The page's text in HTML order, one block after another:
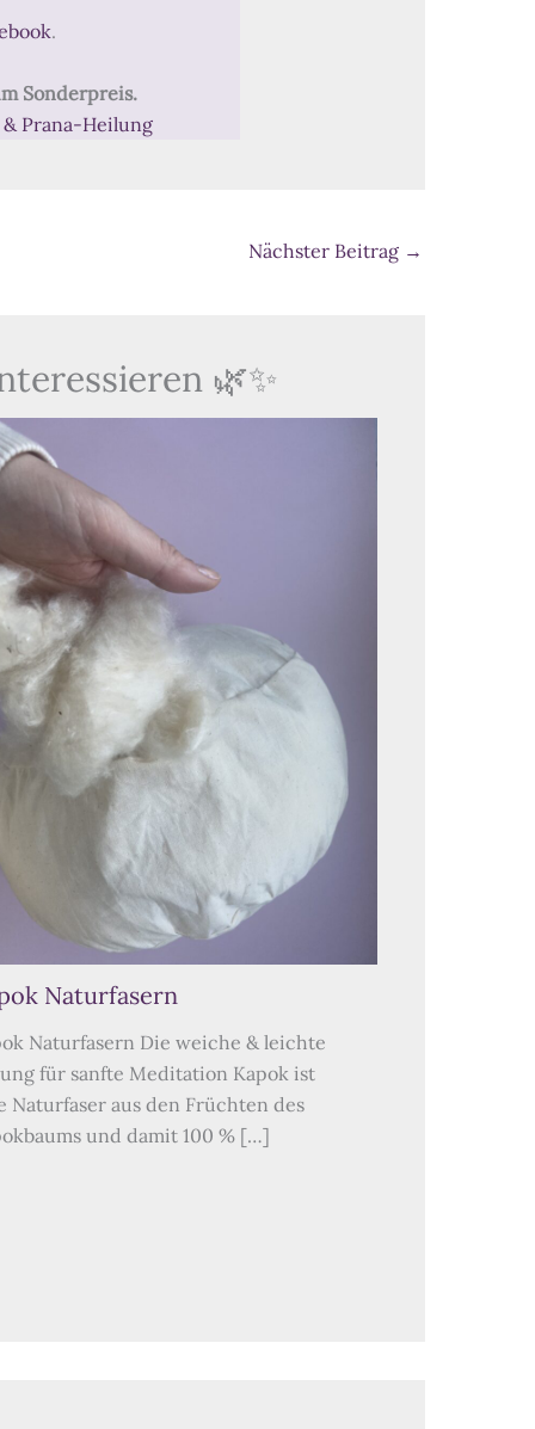
.
Sonderpreis.
Prana-Heilung
Nächster Beitrag →
🌿✨
Naturfasern
Naturfasern Die weiche & leichte
für sanfte Meditation Kapok ist
Naturfaser aus den Früchten des
und damit 100 % […]